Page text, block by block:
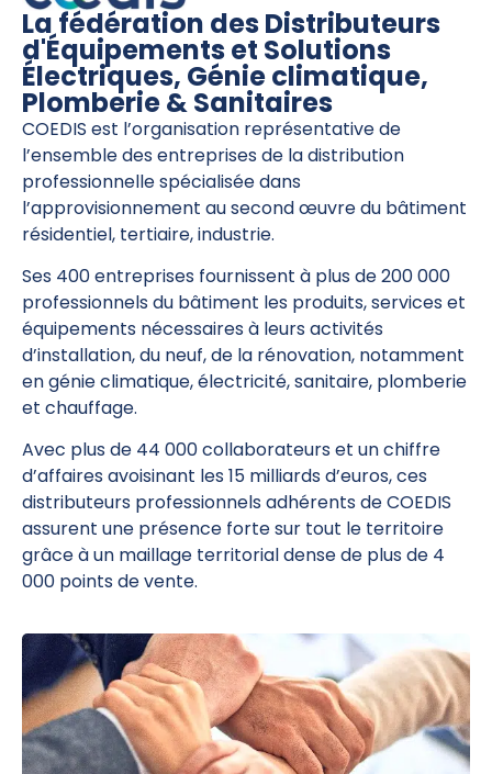
La fédération des Distributeurs
d'Équipements et Solutions
Électriques, Génie climatique,
Plomberie & Sanitaires
COEDIS est l’organisation représentative de
l’ensemble des entreprises de la distribution
professionnelle spécialisée dans
l’approvisionnement au second œuvre du bâtiment
résidentiel, tertiaire, industrie.
Ses 400 entreprises fournissent à plus de 200 000
professionnels du bâtiment les produits, services et
équipements nécessaires à leurs activités
d’installation, du neuf, de la rénovation, notamment
en génie climatique, électricité, sanitaire, plomberie
et chauffage.
Avec plus de 44 000 collaborateurs et un chiffre
d’affaires avoisinant les 15 milliards d’euros, ces
distributeurs professionnels adhérents de COEDIS
assurent une présence forte sur tout le territoire
grâce à un maillage territorial dense de plus de 4
000 points de vente.